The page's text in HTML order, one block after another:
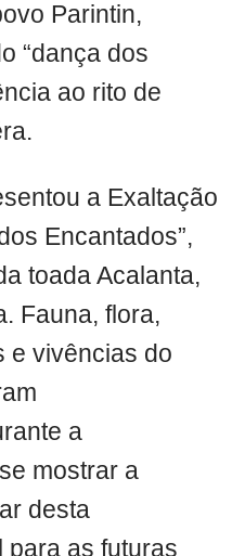
Parintin,
“dança dos
ao rito de
a Exaltação
Encantados”,
toada Acalanta,
Fauna, flora,
e vivências do
a
mostrar a
desta
para as futuras